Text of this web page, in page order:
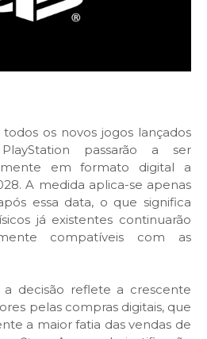
os novos jogos lançados
passarão a ser
em formato digital a
A medida aplica-se apenas
essa data, o que significa
já existentes continuarão
compatíveis com as
decisão reflete a crescente
pelas compras digitais, que
a maior fatia das vendas de